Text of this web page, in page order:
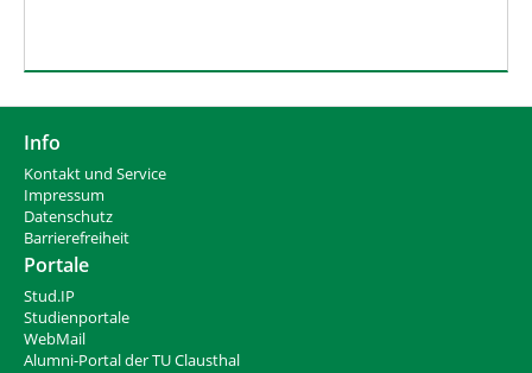
Info
Kontakt und Service
Impressum
Datenschutz
Barrierefreiheit
Portale
Stud.IP
Studienportale
WebMail
Alumni-Portal der TU Clausthal